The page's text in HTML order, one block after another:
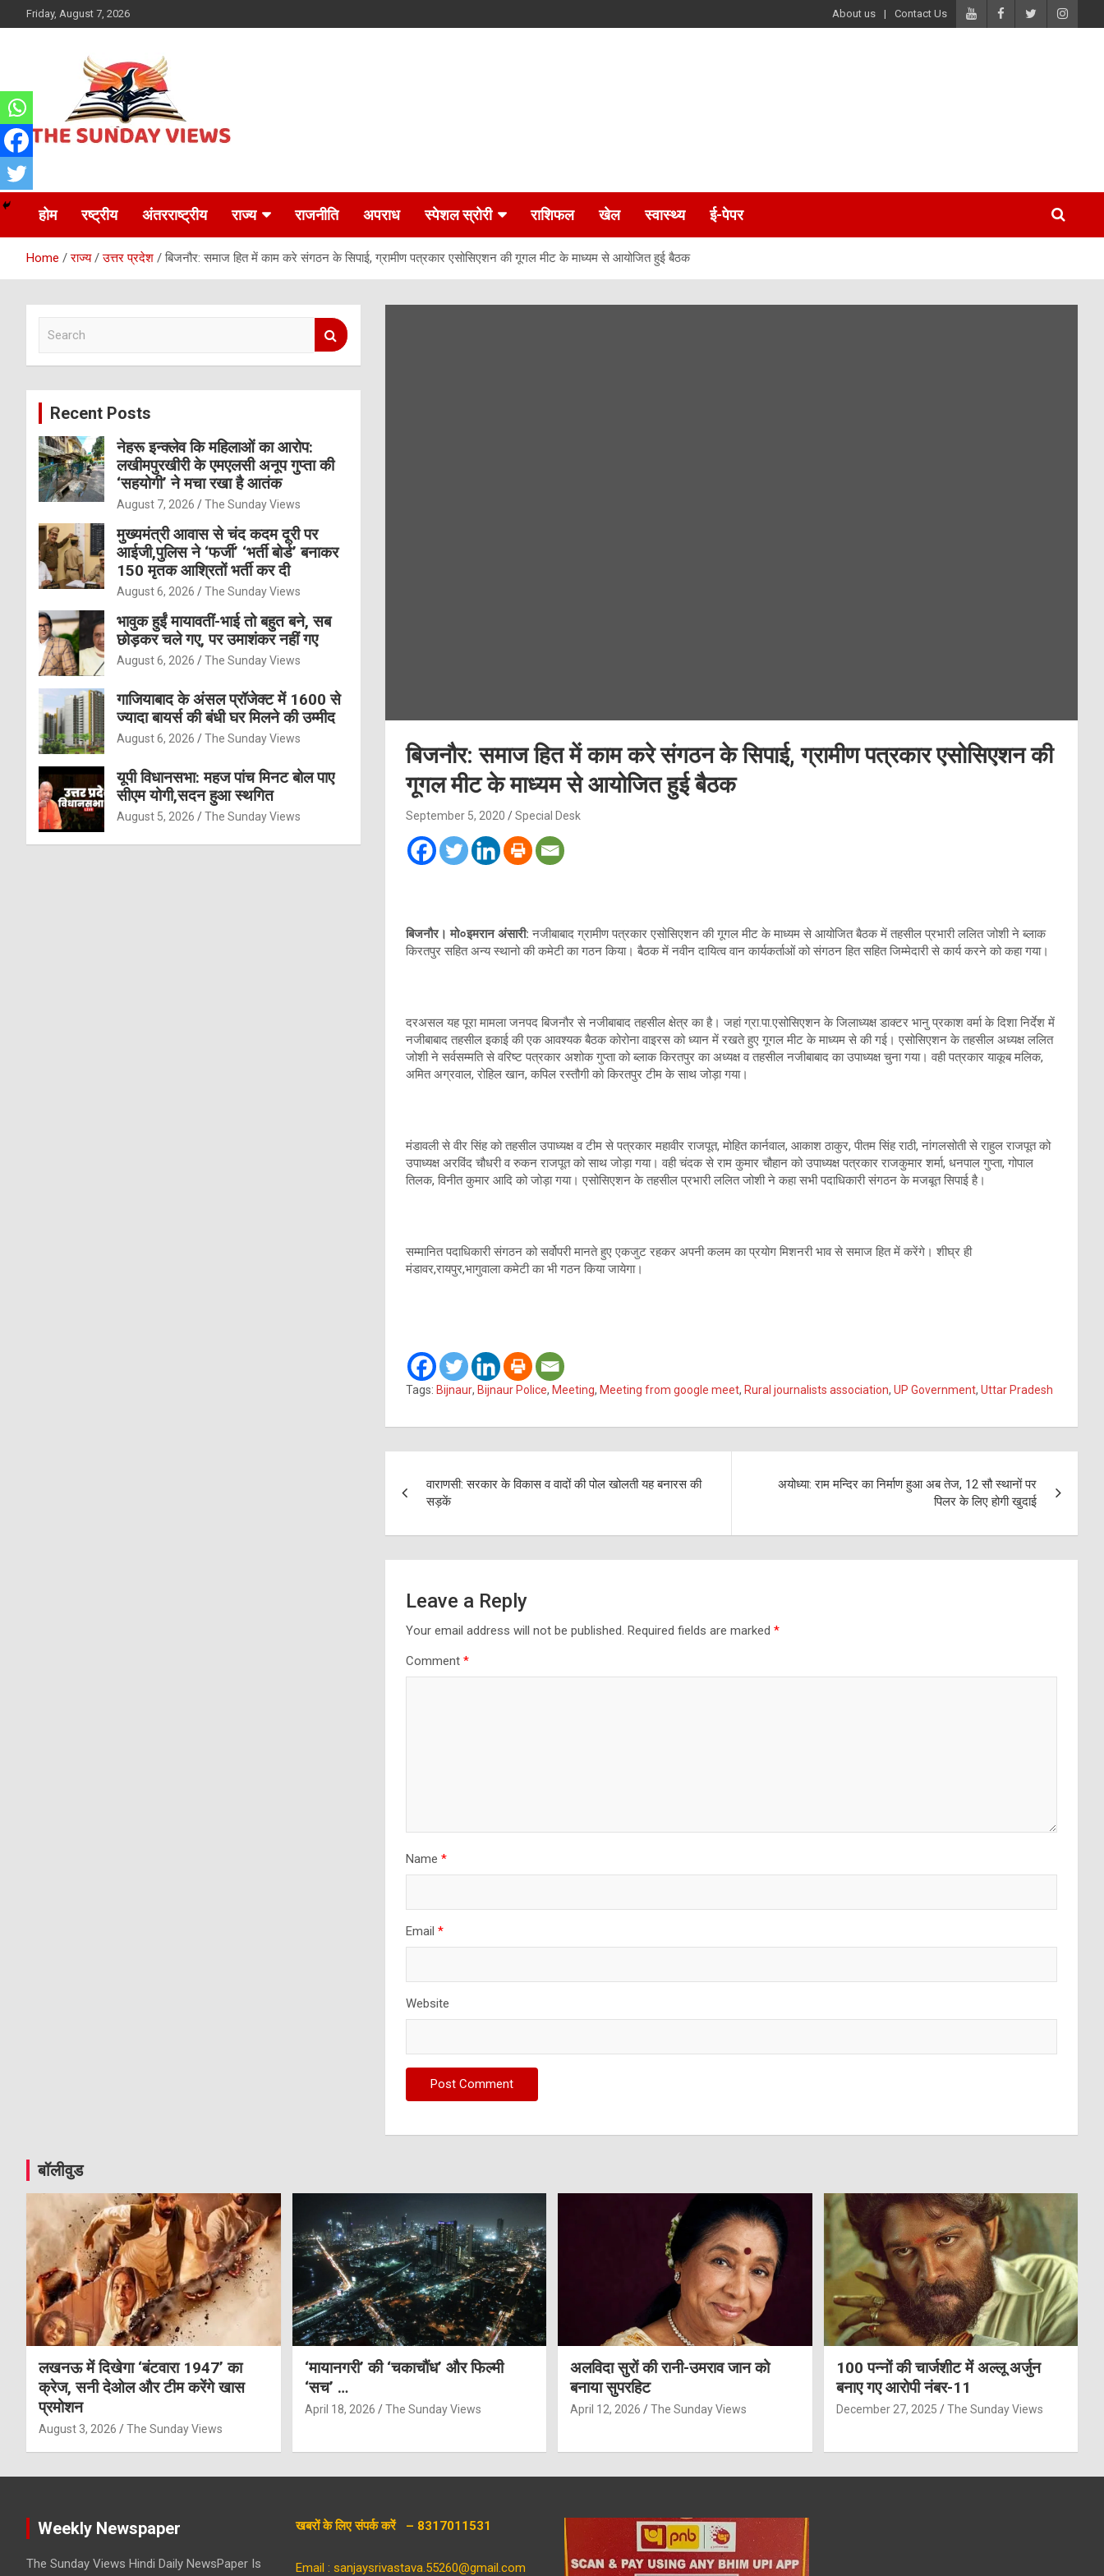
to
Friday, August 7, 2026 About us Contact Us
The Sunday views
होम रष्ट्रीय अंतरराष्ट्रीय राज्य राजनीति अपराध स्पेशल स्रोरी राशिफल खेल स्वास्थ्य ई-पेपर
Home राज्य उत्तर प्रदेश बिजनौर: समाज हित में काम करे संगठन के सिपाई, ग्रामीण पत्रकार एसोसिएशन की गूगल मीट के माध्यम से आयोजित हुई बैठक
बिजनौर: समाज हित में काम करे संगठन के सिपाई, ग्रामीण पत्रकार एसोसिएशन की
गूगल मीट के माध्यम से आयोजित हुई बैठक
September 5, 2020 Special Desk
बिजनौर। मो०इमरान अंसारी:नजीबाबाद ग्रामीण पत्रकार एसोसिएशन की गूगल मीट के माध्यम से आयोजित बैठक में तहसील प्रभारी ललित जोशी ने ब्लाक
किरतपुर सहित अन्य स्थानो की कमेटी का गठन किया। बैठक में नवीन दायित्व वान कार्यकर्ताओं को संगठन हित सहित जिम्मेदारी से कार्य करने को कहा गया।
दरअसल यह पूरा मामला जनपद बिजनौर से नजीबाबाद तहसील क्षेत्र का है। जहां ग्रा.पा.एसोसिएशन के जिलाध्यक्ष डाक्टर भानु प्रकाश वर्मा के दिशा निर्देश में
नजीबाबाद तहसील इकाई की एक आवश्यक बैठक कोरोना वाइरस को ध्यान में रखते हुए गूगल मीट के माध्यम से की गई। एसोसिएशन के तहसील अध्यक्ष ललित
जोशी ने सर्वसम्मति से वरिष्ट पत्रकार अशोक गुप्ता को ब्लाक किरतपुर का अध्यक्ष व तहसील नजीबाबाद का उपाध्यक्ष चुना गया। वही पत्रकार याकूब मलिक,
अमित अग्रवाल, रोहिल खान, कपिल रस्तौगी को किरतपुर टीम के साथ जोड़ा गया।
मंडावली से वीर सिंह को तहसील उपाध्यक्ष व टीम से पत्रकार महावीर राजपूत, मोहित कार्नवाल, आकाश ठाकुर, पीतम सिंह राठी, नांगलसोती से राहुल राजपूत को
उपाध्यक्ष अरविंद चौधरी व रुकन राजपूत को साथ जोड़ा गया। वही चंदक से राम कुमार चौहान को उपाध्यक्ष पत्रकार राजकुमार शर्मा, धनपाल गुप्ता, गोपाल
तिलक, विनीत कुमार आदि को जोड़ा गया। एसोसिएशन के तहसील प्रभारी ललित जोशी ने कहा सभी पदाधिकारी संगठन के मजबूत सिपाई है।
सम्मानित पदाधिकारी संगठन को सर्वोपरी मानते हुए एकजुट रहकर अपनी कलम का प्रयोग मिशनरी भाव से समाज हित में करेंगे। शीघ्र ही
मंडावर,रायपुर,भागुवाला कमेटी का भी गठन किया जायेगा।
Tags: Bijnaur, Bijnaur Police, Meeting, Meeting from google meet, Rural journalists association, UP Government, Uttar Pradesh
navigation
वाराणसी: सरकार के विकास व वादों की पोल खोलती यह बनारस की
सड़कें
अयोध्या: राम मन्दिर का निर्माण हुआ अब तेज, 12 सौ स्थानों पर
पिलर के लिए होगी खुदाई
Leave a Reply
Your email address will not be published. Required fields are marked *
Comment *
Name *
Email *
Website
c
Recent Posts
नेहरू इन्क्लेव कि महिलाओं का आरोप:
लखीमपुरखीरी के एमएलसी अनूप गुप्ता की
‘सहयोगी’ ने मचा रखा है आतंक
August 7, 2026 The Sunday Views
मुख्यमंत्री आवास से चंद कदम दूरी पर
आईजी,पुलिस ने ‘फर्जी’ ‘भर्ती बोर्ड’ बनाकर
150 मृतक आश्रितों भर्ती कर दी
August 6, 2026 The Sunday Views
भावुक हुईं मायावतीं-भाई तो बहुत बने, सब
छोड़कर चले गए, पर उमाशंकर नहीं गए
August 6, 2026 The Sunday Views
गाजियाबाद के अंसल प्रॉजेक्ट में 1600 से
ज्यादा बायर्स की बंधी घर मिलने की उम्मीद
August 6, 2026 The Sunday Views
यूपी विधानसभा: महज पांच मिनट बोल पाए
सीएम योगी,सदन हुआ स्थगित
August 5, 2026 The Sunday Views
बॉलीवुड
लखनऊ में दिखेगा ‘बंटवारा 1947’ का
क्रेज, सनी देओल और टीम करेंगे खास
प्रमोशन
August 3, 2026 The Sunday Views
‘मायानगरी’ की ‘चकाचौंध’ और फिल्मी
‘सच’ …
April 18, 2026 The Sunday Views
अलविदा सुरों की रानी-उमराव जान को
बनाया सुपरहिट
April 12, 2026 The Sunday Views
100 पन्नों की चार्जशीट में अल्लू अर्जुन
बनाए गए आरोपी नंबर-11
December 27, 2025 The Sunday Views
Weekly Newspaper
The Sunday Views Hindi Daily NewsPaper Is
खबरों के लिए संपर्क करें – 8317011531
Email : sanjaysrivastava.55260@gmail.com